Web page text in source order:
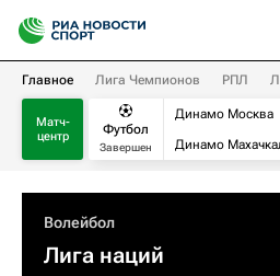
Главное Лига Чемпионов РПЛ
Матч-
центр
Футбол
Завершен
Динамо Москва
Динамо
Волейбол
Лига наций